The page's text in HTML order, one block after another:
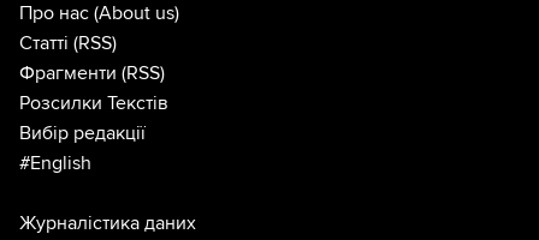
Про нас (About us)
Статті (RSS)
Фрагменти (RSS)
Розсилки Текстів
Вибір редакції
#English
Журналістика даних